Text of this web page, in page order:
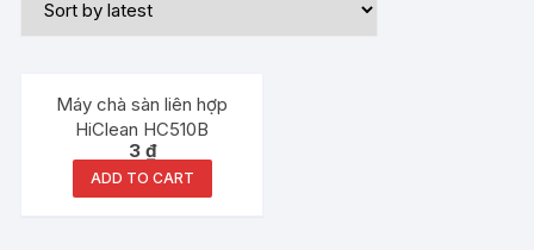
Máy chà sàn liên hợp
HiClean HC510B
3 ₫
ADD TO CART